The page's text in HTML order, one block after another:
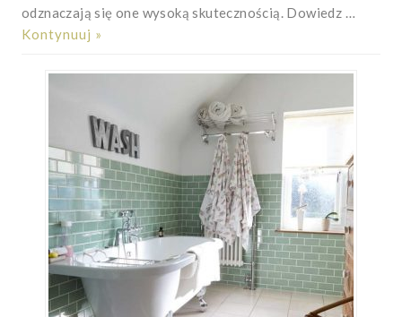
odznaczają się one wysoką skutecznością. Dowiedz …
Kontynuuj »